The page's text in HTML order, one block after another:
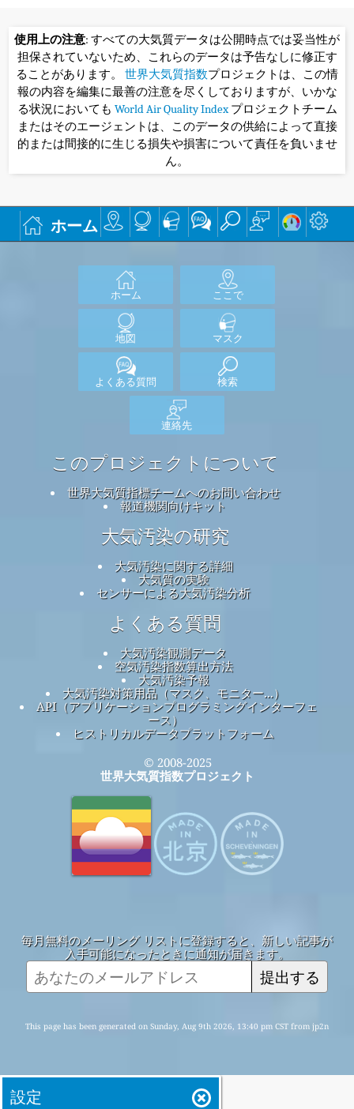
使用上の注意: すべての大気質データは公開時点では妥当性が
担保されていないため、これらのデータは予告なしに修正す
ることがあります。 世界大気質指数プロジェクトは、この情
報の内容を編集に最善の注意を尽くしておりますが、いかな
る状況においても World Air Quality Indexプロジェクトチーム
またはそのエージェントは、このデータの供給によって直接
的または間接的に生じる損失や損害について責任を負いませ
ん。
ホーム
ホーム ここで
地図 マスク
よくある質問 検索
連絡先
このプロジェクトについて
世界大気質指標チームへのお問い合わせ
報道機関向けキット
大気汚染の研究
大気汚染に関する詳細
大気質の実験
センサーによる大気汚染分析
よくある質問
大気汚染観測データ
空気汚染指数算出方法
大気汚染予報
大気汚染対策用品（マスク、モニター...）
API（アプリケーションプログラミングインターフェ
ース）
ヒストリカルデータプラットフォーム
© 2008-2025
世界大気質指数プロジェクト
毎月無料のメーリング リストに登録すると、新しい記事が
入手可能になったときに通知が届きます。
提出する
This page has been generated on Sunday, Aug 9th 2026, 13:40 pm CST from jp2n
設定